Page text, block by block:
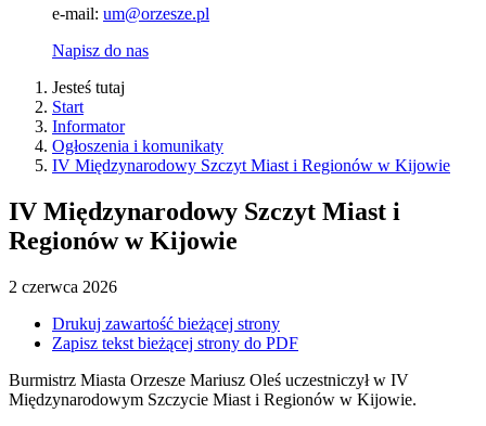
e-mail: um@orzesze.pl
Napisz do nas
Jesteś tutaj
Start
Informator
Ogłoszenia i komunikaty
IV Międzynarodowy Szczyt Miast i Regionów w Kijowie
IV Międzynarodowy Szczyt Miast i
Regionów w Kijowie
2 czerwca 2026
Drukuj zawartość bieżącej strony
Zapisz tekst bieżącej strony do PDF
Burmistrz Miasta Orzesze Mariusz Oleś uczestniczył w IV
Międzynarodowym Szczycie Miast i Regionów w Kijowie.